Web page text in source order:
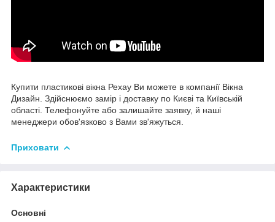
Купити пластикові вікна Рехау Ви можете в компанії Вікна
Дизайн. Здійснюємо замір і доставку по Києві та Київській
області. Телефонуйте або залишайте заявку, й наші
менеджери обов'язково з Вами зв'яжуться.
Приховати
Характеристики
Основні